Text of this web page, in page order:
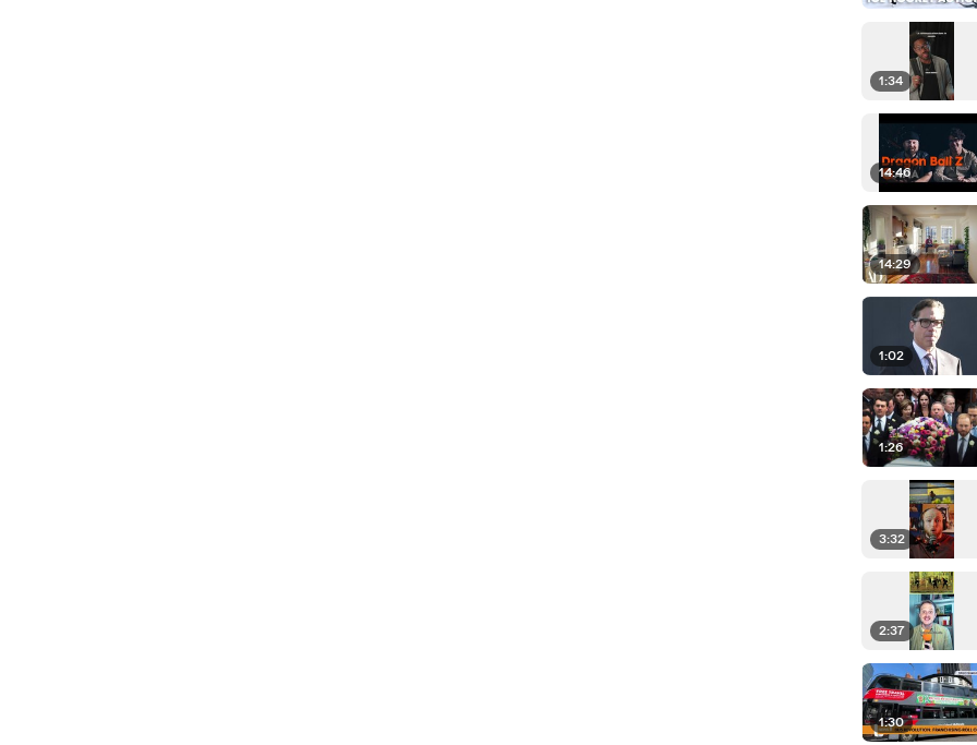
1:34
14:46
14:29
1:02
1:26
3:32
2:37
1:30